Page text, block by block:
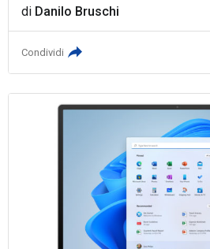
di Danilo Bruschi
Condividi